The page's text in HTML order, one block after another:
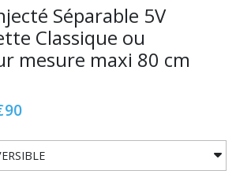
Séparable 5V
Classique ou
mesure maxi 80 cm
90